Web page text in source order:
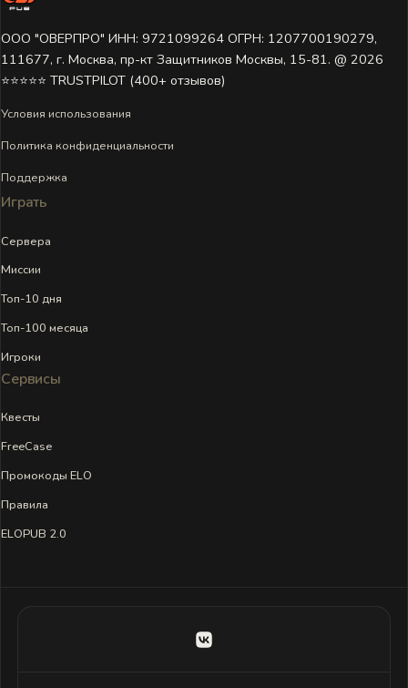
ООО "ОВЕРПРО" ИНН: 9721099264 ОГРН: 1207700190279,
111677, г. Москва, пр-кт Защитников Москвы, 15-81. @ 2026 ㅤ
⭐⭐⭐⭐⭐ TRUSTPILOT (400+ отзывов)
Условия использования
Политика конфиденциальности
Поддержка
Играть
Сервера
Миссии
Топ-10 дня
Топ-100 месяца
Игроки
Сервисы
Квесты
FreeCase
Промокоды ELO
Правила
ELOPUB 2.0